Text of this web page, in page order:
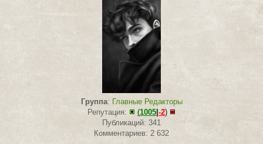
Группа: Главные Редакторы
Репутация:
(1005|-2)
Публикаций: 341
Комментариев: 2 632